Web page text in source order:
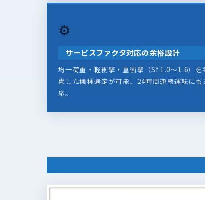
⚙️
サービスファクタ対応の余裕設計
均一荷重・軽衝撃・重衝撃（Sf 1.0〜1.6）を
慮した機種選定が可能。24時間連続運転にも
応。